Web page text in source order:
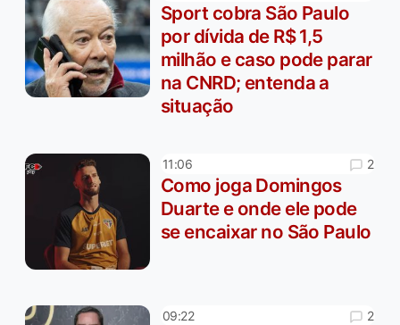
Sport cobra São Paulo
por dívida de R$ 1,5
milhão e caso pode parar
na CNRD; entenda a
situação
11:06 2
Como joga Domingos
Duarte e onde ele pode
se encaixar no São Paulo
09:22 2